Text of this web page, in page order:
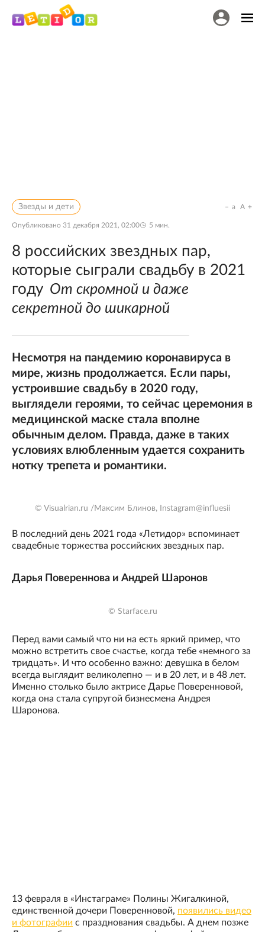
Звезды и дети
Опубликовано 31 декабря 2021, 02:00 5 мин.
a A
8 российских звездных пар,
которые сыграли свадьбу в 2021
году От скромной и даже
секретной до шикарной
Несмотря на пандемию коронавируса в
мире, жизнь продолжается. Если пары,
устроившие свадьбу в 2020 году,
выглядели героями, то сейчас церемония в
медицинской маске стала вполне
обычным делом. Правда, даже в таких
условиях влюбленным удается сохранить
нотку трепета и романтики.
© Visualrian.ru /Максим Блинов, Instagram@influesii
В последний день 2021 года «Летидор» вспоминает
свадебные торжества российских звездных пар.
Дарья Повереннова и Андрей Шаронов
© Starface.ru
Перед вами самый что ни на есть яркий пример, что
можно встретить свое счастье, когда тебе «немного за
тридцать». И что особенно важно: девушка в белом
всегда выглядит великолепно — и в 20 лет, и в 48 лет.
Именно столько было актрисе Дарье Поверенновой,
когда она стала супругой бизнесмена Андрея
Шаронова.
13 февраля в «Инстаграме» Полины Жигалкиной,
единственной дочери Поверенновой, появились видео
и фотографии с празднования свадьбы. А днем позже